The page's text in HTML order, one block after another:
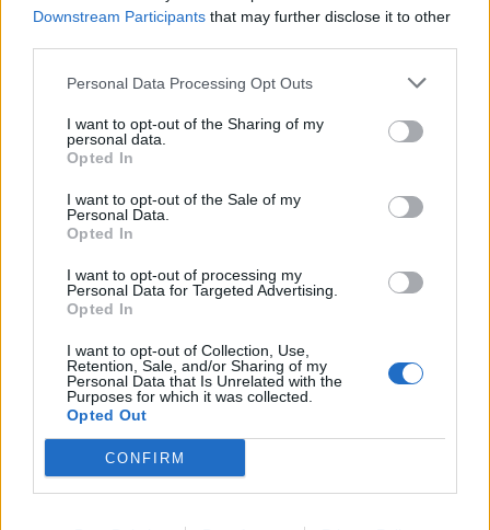
Downstream Participants that may further disclose it to other
Personal Data Processing Opt Outs
I want to opt-out of the Sharing of my
personal data.
Opted In
I want to opt-out of the Sale of my
Personal Data.
Opted In
I want to opt-out of processing my
Personal Data for Targeted Advertising.
Opted In
I want to opt-out of Collection, Use,
Retention, Sale, and/or Sharing of my
Personal Data that Is Unrelated with the
Purposes for which it was collected.
Opted Out
CONFIRM
Δύο ιδιαίτερες εκδηλώσεις γαστρονομίας και
Δημοσιεύθηκε σεΤέχνη| TaggedThis is Athens City Festival,
Διατροφή,Γευσιγνωσία,Μουσείο Ακρόπολης,Οινογνωσία ,Φεστιβάλ